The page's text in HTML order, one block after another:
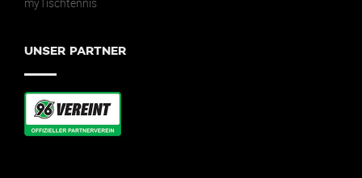
myTischtennis
UNSER PARTNER